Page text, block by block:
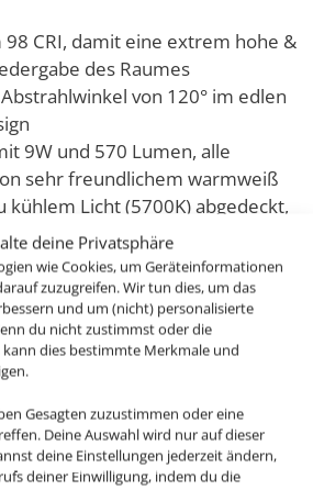
deine Privatsphäre
wie Cookies, um Geräteinformationen
zuzugreifen. Wir tun dies, um das
und um (nicht) personalisierte
du nicht zustimmst oder die
dies bestimmte Merkmale und
Gesagten zuzustimmen oder eine
Deine Auswahl wird nur auf dieser
deine Einstellungen jederzeit ändern,
deiner Einwilligung, indem du die
CRI, damit eine extrem hohe &
des Raumes
von 120° im edlen
9W und 570 Lumen, alle
sehr freundlichem warmweiß
kühlem Licht (5700K) abgedeckt,
16 Millionen RGB Farben
& dimmbar, wenn du noch
benötigst ist dieses unten
austauschbar, auch Leuchtmittel
von 50mm Durchmesser
Design
Einbauloch oder möchtest